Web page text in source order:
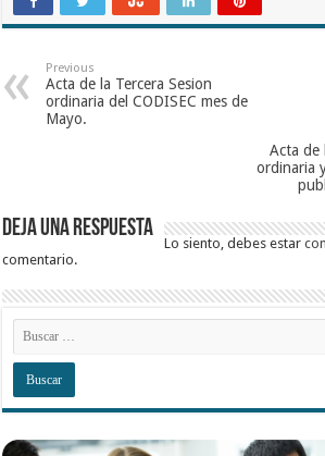
Previous
Acta de la Tercera Sesion
ordinaria del CODISEC mes de
Mayo.
Acta de
ordinaria
Deja una respuesta
Lo siento, debes estar
comentario.